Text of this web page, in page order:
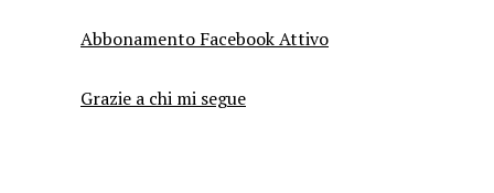
Abbonamento Facebook Attivo
Grazie a chi mi segue